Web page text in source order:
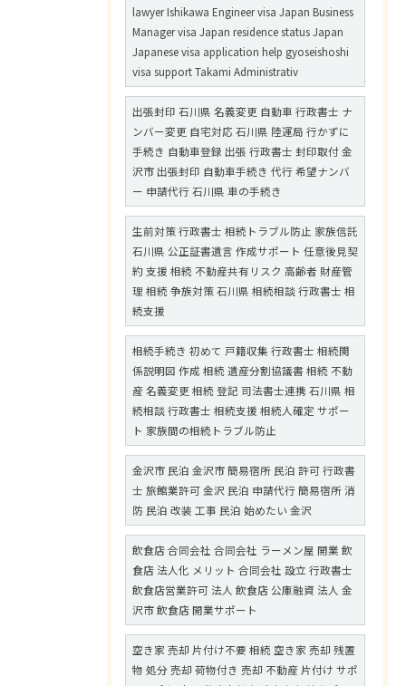
lawyer Ishikawa Engineer visa Japan Business
Manager visa Japan residence status Japan
Japanese visa application help gyoseishoshi
visa support Takami Administrativ
出張封印 石川県 名義変更 自動車 行政書士 ナ
ンバー変更 自宅対応 石川県 陸運局 行かずに
手続き 自動車登録 出張 行政書士 封印取付 金
沢市 出張封印 自動車手続き 代行 希望ナンバ
ー 申請代行 石川県 車の手続き
生前対策 行政書士 相続トラブル防止 家族信託
石川県 公正証書遺言 作成サポート 任意後見契
約 支援 相続 不動産共有リスク 高齢者 財産管
理 相続 争族対策 石川県 相続相談 行政書士 相
続支援
相続手続き 初めて 戸籍収集 行政書士 相続関
係説明図 作成 相続 遺産分割協議書 相続 不動
産 名義変更 相続 登記 司法書士連携 石川県 相
続相談 行政書士 相続支援 相続人確定 サポー
ト 家族間の相続トラブル防止
金沢市 民泊 金沢市 簡易宿所 民泊 許可 行政書
士 旅館業許可 金沢 民泊 申請代行 簡易宿所 消
防 民泊 改装 工事 民泊 始めたい 金沢
飲食店 合同会社 合同会社 ラーメン屋 開業 飲
食店 法人化 メリット 合同会社 設立 行政書士
飲食店営業許可 法人 飲食店 公庫融資 法人 金
沢市 飲食店 開業サポート
空き家 売却 片付け不要 相続 空き家 売却 残置
物 処分 売却 荷物付き 売却 不動産 片付け サポ